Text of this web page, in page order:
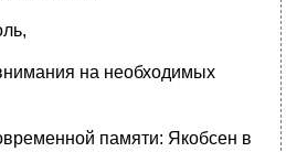
на необходимых
памяти: Якобсен в